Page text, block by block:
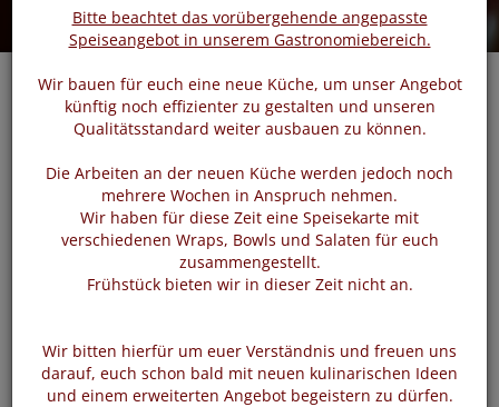
Login
Bitte loggen Sie sich mit dem untenstehenden Formular
ein.
E-Mail:*
Passwort:
Bitte beachtet das vorübergehende angepasste
Speiseangebot in unserem Gastronomiebereich.
Wir bauen für euch eine neue Küche, um unser Angebot
künftig noch effizienter zu gestalten und unseren
Qualitätsstandard weiter ausbauen zu können.
Die Arbeiten an der neuen Küche werden jedoch noch
mehrere Wochen in Anspruch nehmen.
Wir haben für diese Zeit eine Speisekarte mit
verschiedenen Wraps, Bowls und Salaten für euch
zusammengestellt.
Frühstück bieten wir in dieser Zeit nicht an.
Wir bitten hierfür um euer Verständnis und freuen uns
darauf, euch schon bald mit neuen kulinarischen Ideen
und einem erweiterten Angebot begeistern zu dürfen.